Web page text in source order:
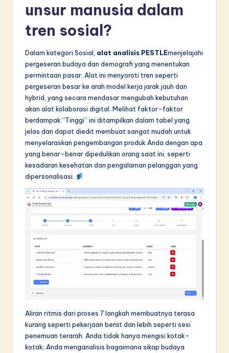
unsur manusia dalam
tren sosial?
Dalam kategori Sosial, alat analisis PESTLEmenjelajahi
pergeseran budaya dan demografi yang menentukan
permintaan pasar. Alat ini menyoroti tren seperti
pergeseran besar ke arah model kerja jarak jauh dan
hybrid, yang secara mendasar mengubah kebutuhan
akan alat kolaborasi digital. Melihat faktor-faktor
berdampak “Tinggi” ini ditampilkan dalam tabel yang
jelas dan dapat diedit membuat sangat mudah untuk
menyelaraskan pengembangan produk Anda dengan apa
yang benar-benar dipedulikan orang saat ini, seperti
kesadaran kesehatan dan pengalaman pelanggan yang
dipersonalisasi.
Aliran ritmis dari proses 7 langkah membuatnya terasa
kurang seperti pekerjaan berat dan lebih seperti sesi
penemuan terarah. Anda tidak hanya mengisi kotak-
kotak; Anda menganalisis bagaimana sikap budaya